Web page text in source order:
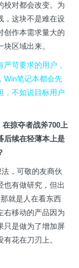
校对都会改变。为
，这块不是难在设
创作本需求量大的
区域出来。
严苛要求的用户，
Win笔记本都会先
，不如说目标用户
掠夺者战斧700上
后续在轻薄本上是
，可敬的友商伙
也有做研究，但出
就是人在看东西
右移动的产品因为
只是做为了增加屏
花在刀刃上。